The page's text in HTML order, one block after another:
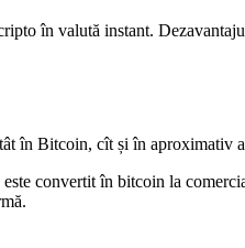
în valută instant.
în Bitcoin, cît și în aproximativ
convertit în bitcoin la